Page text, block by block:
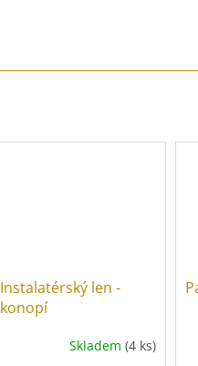
Instalatérský len -
konopí
Skladem (4 ks)